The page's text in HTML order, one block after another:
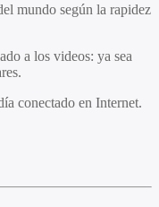
mundo según la rapidez
a los videos: ya sea
conectado en Internet.